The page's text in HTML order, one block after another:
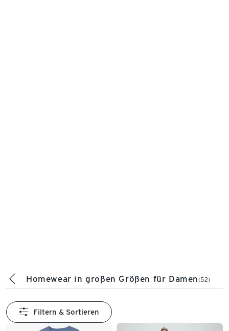
Homewear in großen Größen für Damen(52)
Filtern & Sortieren